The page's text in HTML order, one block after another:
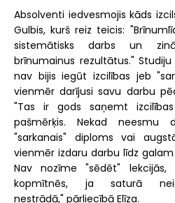
Absolventi iedvesmojis kāds
Gulbis, kurš reiz teicis:
sistemātisks darbs un
brīnumainus rezultātus."
nav bijis iegūt izcilības jeb
vienmēr darījusi savu darbu
"Tas ir gods saņemt
pašmērķis. Nekad neesmu
"sarkanais" diploms vai
vienmēr izdaru darbu līdz
Nav nozīme "sēdēt" lekcijās,
kopmītnēs, ja saturā
nestrādā," pārliecībā Elīza.